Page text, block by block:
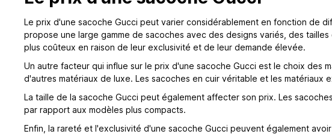
Le prix d'une sacoche Gucci peut varier considérablement en fonction de
propose une large gamme de sacoches avec des designs variés, des
plus coûteux en raison de leur exclusivité et de leur demande élevée.
Un autre facteur qui influe sur le prix d'une sacoche Gucci est le choix des
d'autres matériaux de luxe. Les sacoches en cuir véritable et les
La taille de la sacoche Gucci peut également affecter son prix. Les
par rapport aux modèles plus compacts.
Enfin, la rareté et l'exclusivité d'une sacoche Gucci peuvent également